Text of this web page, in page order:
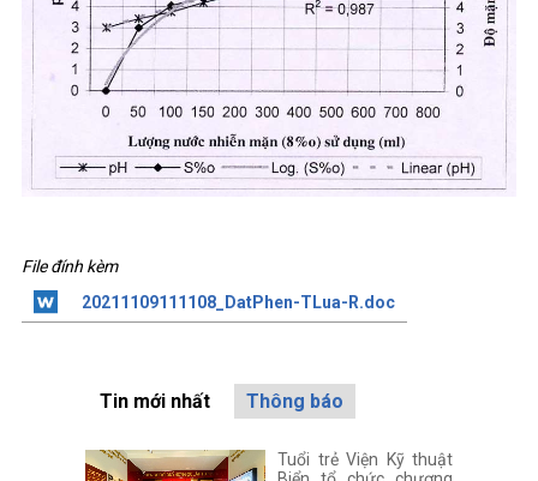
File đính kèm
20211109111108_DatPhen-TLua-R.doc
Tin mới nhất Thông báo
Tuổi trẻ Viện Kỹ thuật